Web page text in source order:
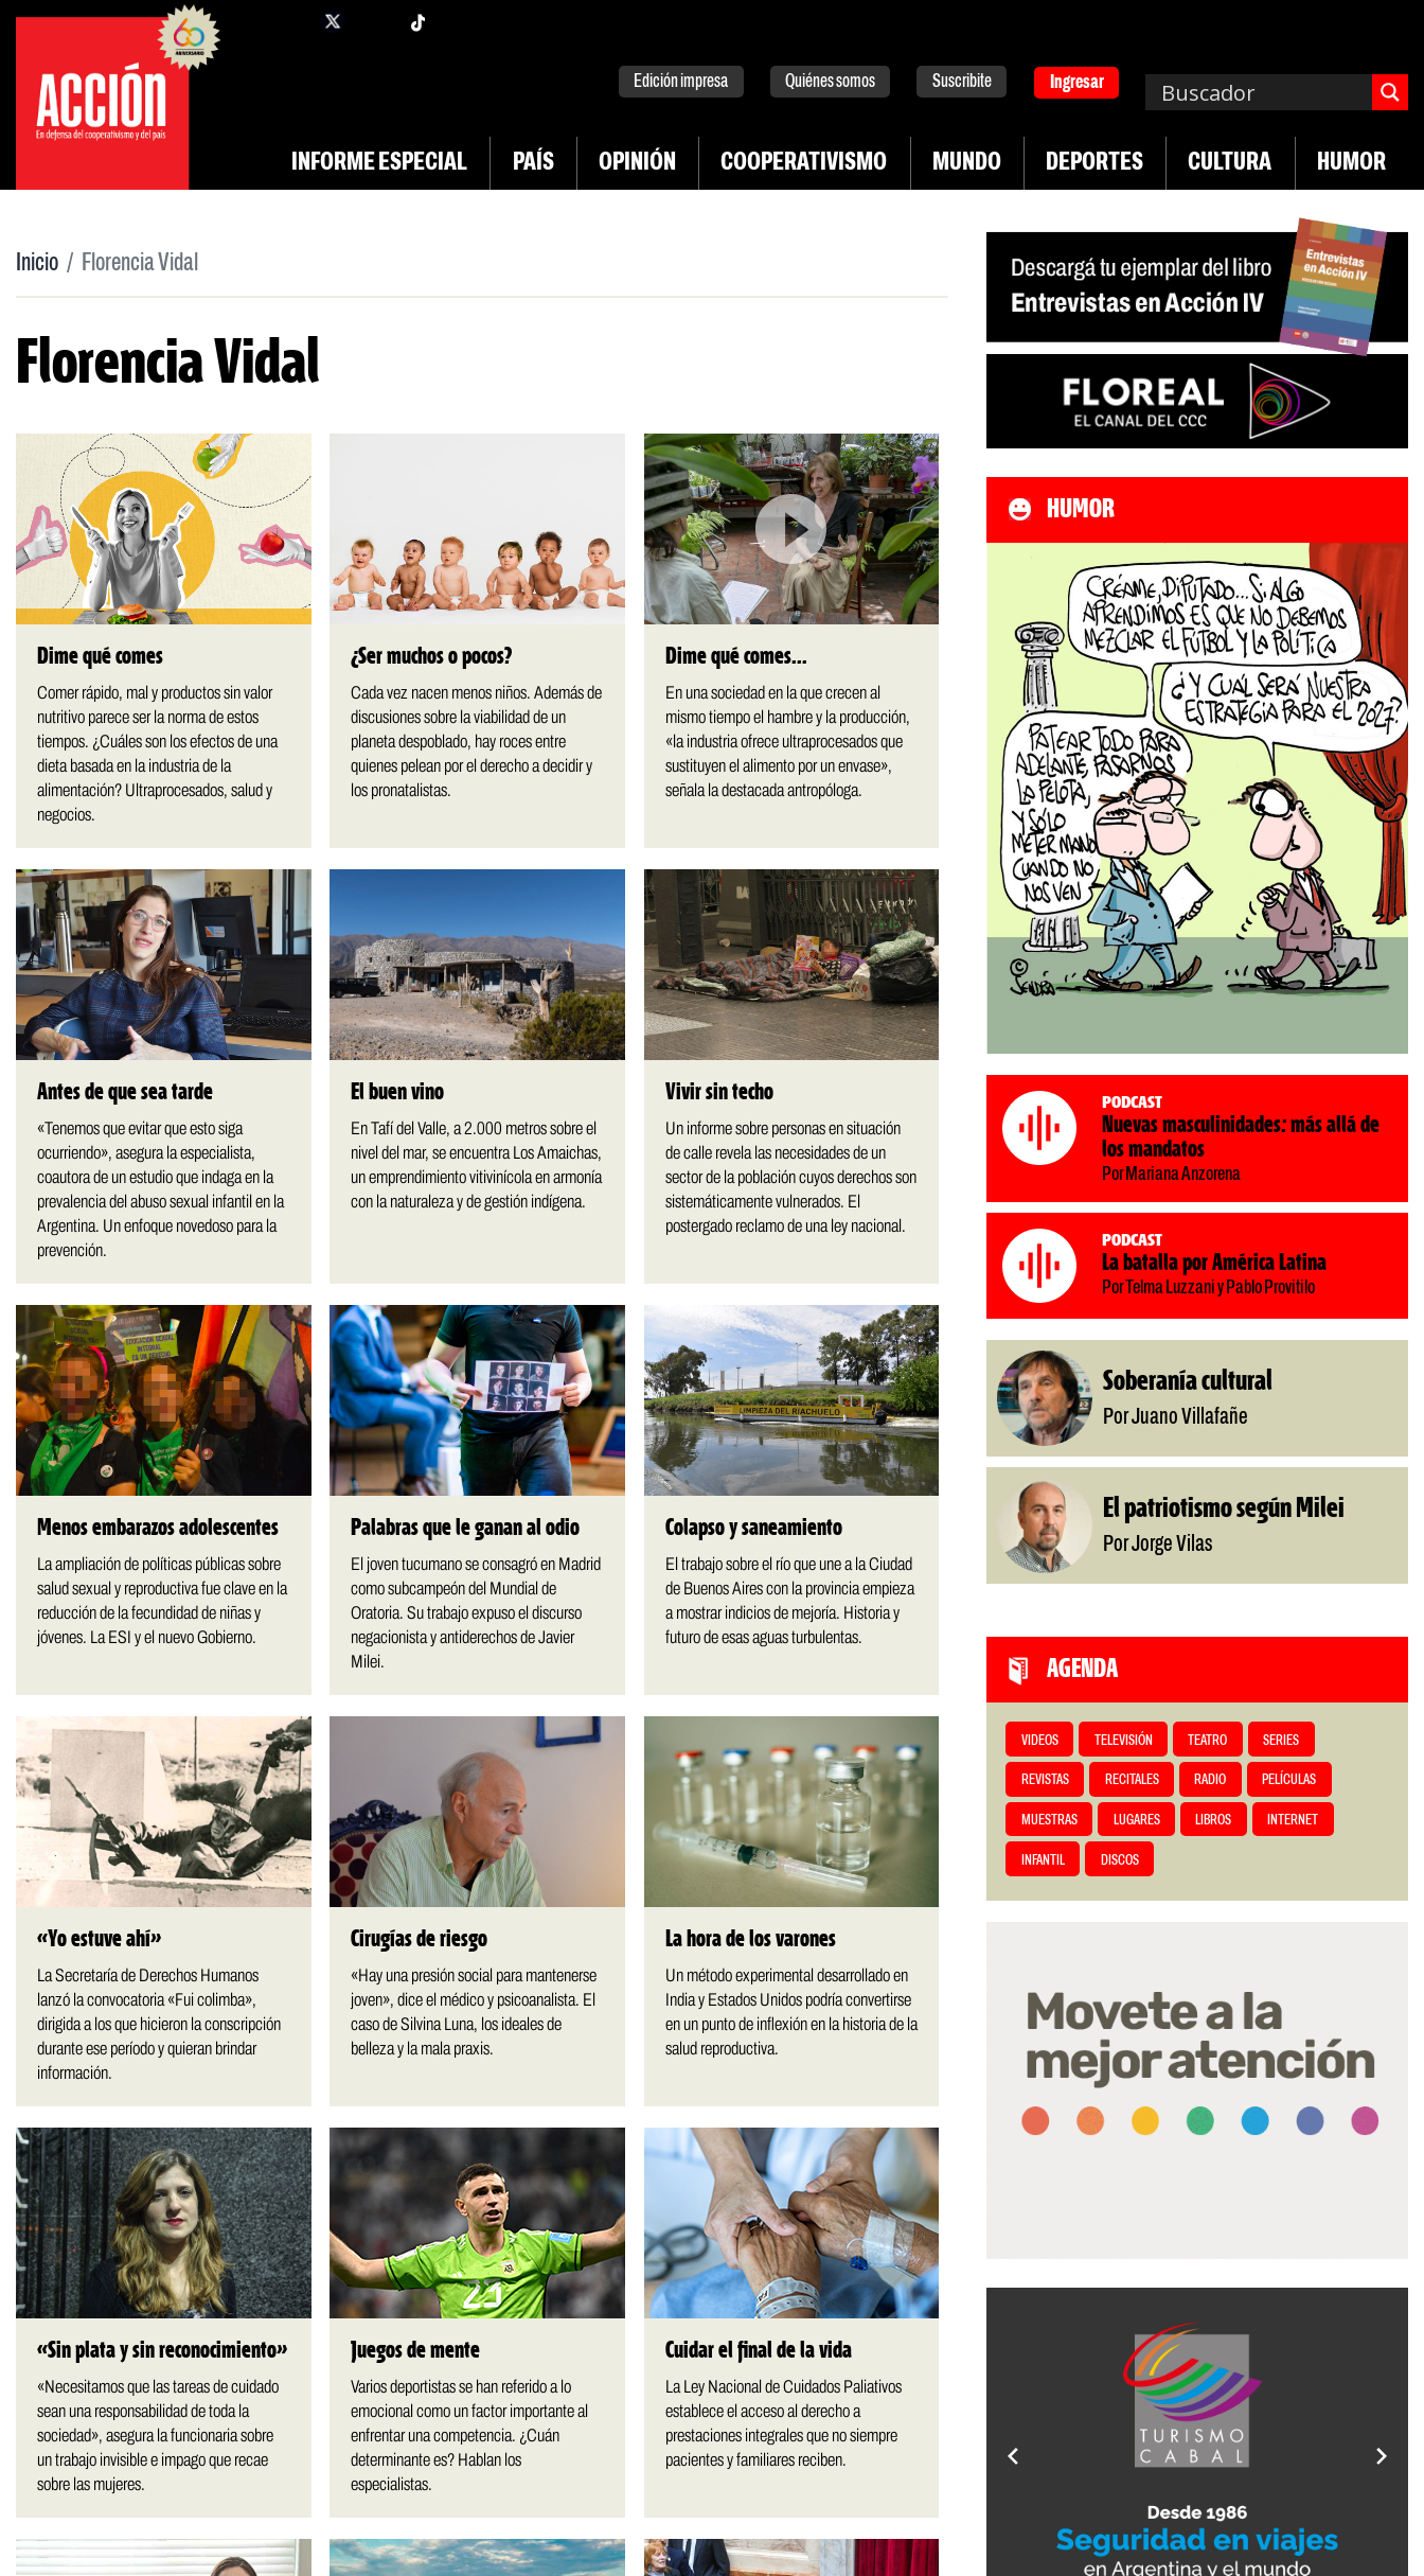
Saltar
contenido
facebook
Edición impresa Quiénes somos Suscribite Ingresar
INFORME ESPECIAL PAÍS OPINIÓN COOPERATIVISMO MUNDO DEPORTES CULTURA HUMOR
Inicio Florencia Vidal
Florencia Vidal
Dime qué comes
Comer rápido, mal y productos sin valor
nutritivo parece ser la norma de estos
tiempos. ¿Cuáles son los efectos de una
dieta basada en la industria de la
alimentación? Ultraprocesados, salud y
negocios.
¿Ser muchos o pocos?
Cada vez nacen menos niños. Además de
discusiones sobre la viabilidad de un
planeta despoblado, hay roces entre
quienes pelean por el derecho a decidir y
los pronatalistas.
Dime qué comes…
En una sociedad en la que crecen al
mismo tiempo el hambre y la producción,
«la industria ofrece ultraprocesados que
sustituyen el alimento por un envase»,
señala la destacada antropóloga.
Antes de que sea tarde
«Tenemos que evitar que esto siga
ocurriendo», asegura la especialista,
coautora de un estudio que indaga en la
prevalencia del abuso sexual infantil en la
Argentina. Un enfoque novedoso para la
prevención.
El buen vino
En Tafí del Valle, a 2.000 metros sobre el
nivel del mar, se encuentra Los Amaichas,
un emprendimiento vitivinícola en armonía
con la naturaleza y de gestión indígena.
Vivir sin techo
Un informe sobre personas en situación
de calle revela las necesidades de un
sector de la población cuyos derechos son
sistemáticamente vulnerados. El
postergado reclamo de una ley nacional.
Menos embarazos adolescentes
La ampliación de políticas públicas sobre
salud sexual y reproductiva fue clave en la
reducción de la fecundidad de niñas y
jóvenes. La ESI y el nuevo Gobierno.
Palabras que le ganan al odio
El joven tucumano se consagró en Madrid
como subcampeón del Mundial de
Oratoria. Su trabajo expuso el discurso
negacionista y antiderechos de Javier
Milei.
Colapso y saneamiento
El trabajo sobre el río que une a la Ciudad
de Buenos Aires con la provincia empieza
a mostrar indicios de mejoría. Historia y
futuro de esas aguas turbulentas.
«Yo estuve ahí»
La Secretaría de Derechos Humanos
lanzó la convocatoria «Fui colimba»,
dirigida a los que hicieron la conscripción
durante ese período y quieran brindar
información.
Cirugías de riesgo
«Hay una presión social para mantenerse
joven», dice el médico y psicoanalista. El
caso de Silvina Luna, los ideales de
belleza y la mala praxis.
La hora de los varones
Un método experimental desarrollado en
India y Estados Unidos podría convertirse
en un punto de inflexión en la historia de la
salud reproductiva.
«Sin plata y sin reconocimiento»
«Necesitamos que las tareas de cuidado
sean una responsabilidad de toda la
sociedad», asegura la funcionaria sobre
un trabajo invisible e impago que recae
sobre las mujeres.
Juegos de mente
Varios deportistas se han referido a lo
emocional como un factor importante al
enfrentar una competencia. ¿Cuán
determinante es? Hablan los
especialistas.
Cuidar el final de la vida
La Ley Nacional de Cuidados Paliativos
establece el acceso al derecho a
prestaciones integrales que no siempre
pacientes y familiares reciben.
HUMOR
Podcast
Nuevas masculinidades: más allá de
los mandatos
Por Mariana Anzorena
Podcast
La batalla por América Latina
Por Telma Luzzani y Pablo Provitilo
Soberanía cultural
Por Juano Villafañe
El patriotismo según Milei
Por Jorge Vilas
AGENDA
VIDEOS TELEVISIÓN TEATRO SERIES
REVISTAS RECITALES RADIO PELÍCULAS
MUESTRAS LUGARES LIBROS INTERNET
INFANTIL DISCOS